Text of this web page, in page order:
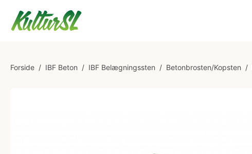
Forside / IBF Beton / IBF Belægningssten / Betonbrosten/Kopsten /